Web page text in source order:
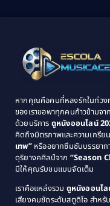
1995
1993
1989
1987
1985
1983
1979
หากคุณคือคนที่หลงรักในท่วง
ของเราขอพาทุกคนก้าวข้ามจ
ด้วยบริการ ดูหนังออนไลน์
คิดถึงมิตรภาพและความเกรีย
เทพ”หรืออยากซึมซับบรรยา
ดุริยางคศิลป์จาก “Season
มีให้คุณรับชมแบบจัดเต็ม
เราคือแหล่งรวม ดูหนังออนไ
เสียงคมชัดระดับสตูดิโอ สำห